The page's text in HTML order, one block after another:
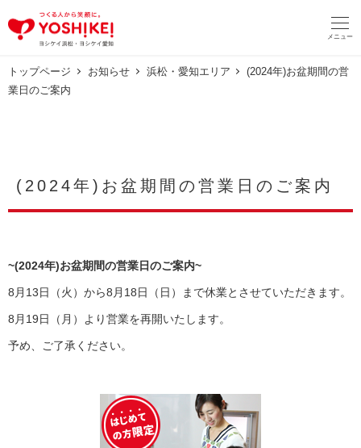
イ
テ
メニュー
トップページ お知らせ 浜松・愛知エリア
(2024年)お盆期間の営
業日のご案内
(2024年)お盆期間の営業日のご案内
~(2024年)お盆期間の営業日のご案内~
8月13日（火）から8月18日（日）まで休業とさせていただきます。
8月19日（月）より営業を再開いたします。
予め、ご了承ください。